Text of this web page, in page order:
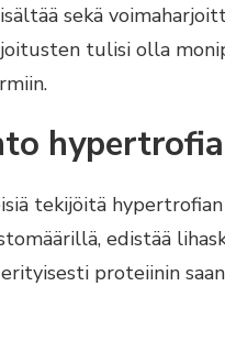
sekä
tulisi olla
tekijöitä
edistää
proteiinin